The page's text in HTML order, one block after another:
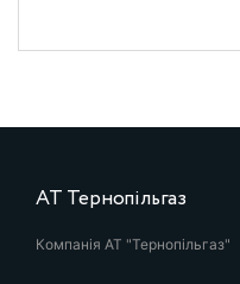
АТ Тернопільгаз
Компанія АТ "Тернопільгаз"